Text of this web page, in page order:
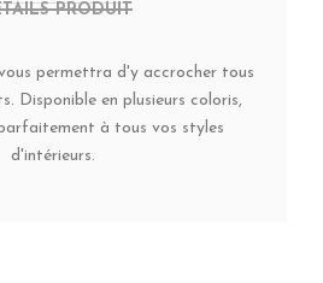
PRODUIT
permettra d'y accrocher tous
Disponible en plusieurs coloris,
à tous vos styles
d'intérieurs.